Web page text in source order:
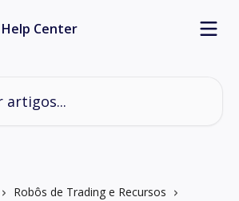
Robôs de Trading e Recursos